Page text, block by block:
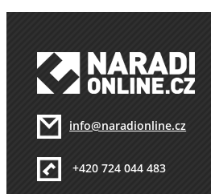
info@naradionline.cz
+420 724 044 483